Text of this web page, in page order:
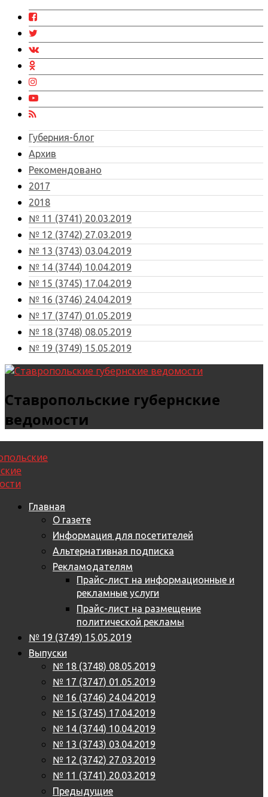
Губерния-блог
Архив
Рекомендовано
2017
2018
№ 11 (3741) 20.03.2019
№ 12 (3742) 27.03.2019
№ 13 (3743) 03.04.2019
№ 14 (3744) 10.04.2019
№ 15 (3745) 17.04.2019
№ 16 (3746) 24.04.2019
№ 17 (3747) 01.05.2019
№ 18 (3748) 08.05.2019
№ 19 (3749) 15.05.2019
Ставропольские губернские
ведомости
Главная
О газете
Информация для посетителей
Альтернативная подписка
Рекламодателям
Прайс-лист на информационные и
рекламные услуги
Прайс-лист на размещение
политической рекламы
№ 19 (3749) 15.05.2019
Выпуски
№ 18 (3748) 08.05.2019
№ 17 (3747) 01.05.2019
№ 16 (3746) 24.04.2019
№ 15 (3745) 17.04.2019
№ 14 (3744) 10.04.2019
№ 13 (3743) 03.04.2019
№ 12 (3742) 27.03.2019
№ 11 (3741) 20.03.2019
Предыдущие